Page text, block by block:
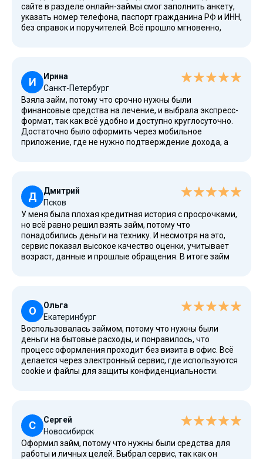
сайте в разделе онлайн-займы смог заполнить анкету,
указать номер телефона, паспорт гражданина РФ и ИНН,
без справок и поручителей. Всё прошло мгновенно,
сделал в личном кабинете. Условия договора понятные,
процентная ставка прозрачная, а сервис входит в
список надежных МФО под контролем ЦБ России.
И
Ирина
Санкт-Петербург
Взяла займ, потому что срочно нужны были
финансовые средства на лечение, и выбрала экспресс-
формат, так как всё удобно и доступно круглосуточно.
Достаточно было оформить через мобильное
приложение, где не нужно подтверждение дохода, а
любых жизненных ситуаций.
Д
Дмитрий
Псков
У меня была плохая кредитная история с просрочками,
но всё равно решил взять займ, потому что
понадобились деньги на технику. И несмотря на это,
сервис показал высокое качество оценки, учитывает
возраст, данные и прошлые обращения. В итоге займ
О
Ольга
Екатеринбург
Воспользовалась займом, потому что нужны были
деньги на бытовые расходы, и понравилось, что
процесс оформления проходит без визита в офис. Всё
делается через электронный сервис, где используются
cookie и файлы для защиты конфиденциальности.
график ежемесячных платежей.
С
Сергей
Новосибирск
Оформил займ, потому что нужны были средства для
работы и личных целей. Выбрал сервис, так как он